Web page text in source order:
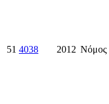
51 4038 2012 Νόμος